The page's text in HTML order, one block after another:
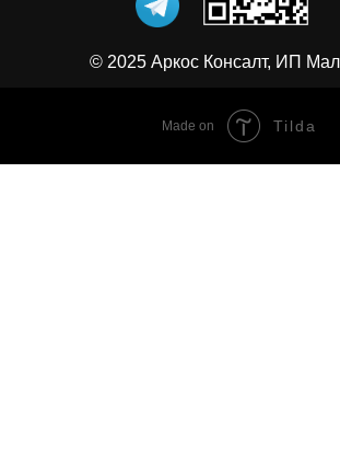
© 2025 Аркос Консалт, ИП
Made on Tilda